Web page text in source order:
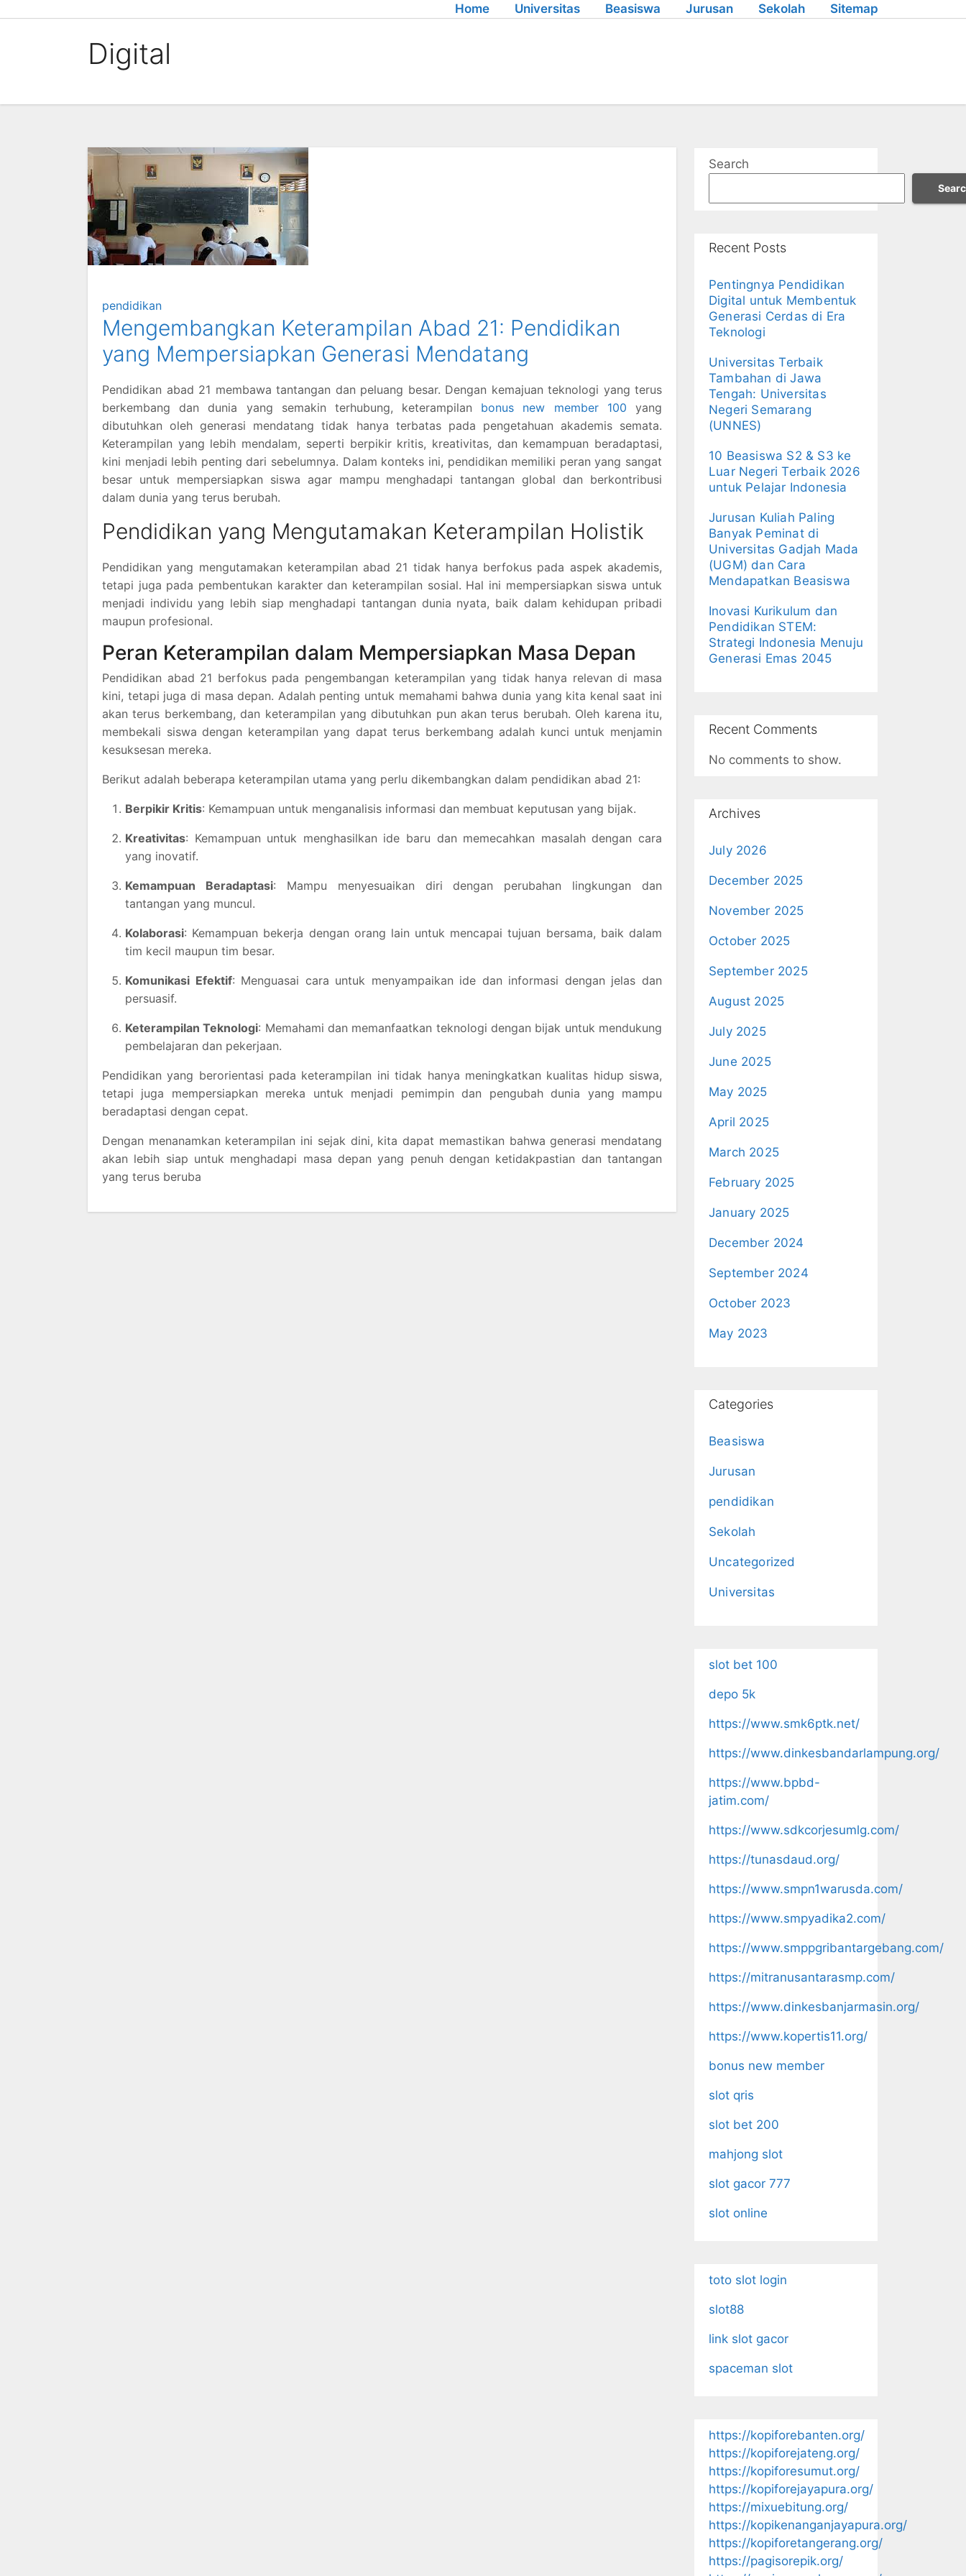
Home Universitas Beasiswa Jurusan Sekolah Sitemap
Digital
pendidikan
Mengembangkan Keterampilan Abad 21: Pendidikan
yang Mempersiapkan Generasi Mendatang
Pendidikan abad 21 membawa tantangan dan peluang besar. Dengan kemajuan teknologi yang terus
berkembang dan dunia yang semakin terhubung, keterampilan bonus new member 100 yang
dibutuhkan oleh generasi mendatang tidak hanya terbatas pada pengetahuan akademis semata.
Keterampilan yang lebih mendalam, seperti berpikir kritis, kreativitas, dan kemampuan beradaptasi,
kini menjadi lebih penting dari sebelumnya. Dalam konteks ini, pendidikan memiliki peran yang sangat
besar untuk mempersiapkan siswa agar mampu menghadapi tantangan global dan berkontribusi
dalam dunia yang terus berubah.
Pendidikan yang Mengutamakan Keterampilan Holistik
Pendidikan yang mengutamakan keterampilan abad 21 tidak hanya berfokus pada aspek akademis,
tetapi juga pada pembentukan karakter dan keterampilan sosial. Hal ini mempersiapkan siswa untuk
menjadi individu yang lebih siap menghadapi tantangan dunia nyata, baik dalam kehidupan pribadi
maupun profesional.
Peran Keterampilan dalam Mempersiapkan Masa Depan
Pendidikan abad 21 berfokus pada pengembangan keterampilan yang tidak hanya relevan di masa
kini, tetapi juga di masa depan. Adalah penting untuk memahami bahwa dunia yang kita kenal saat ini
akan terus berkembang, dan keterampilan yang dibutuhkan pun akan terus berubah. Oleh karena itu,
membekali siswa dengan keterampilan yang dapat terus berkembang adalah kunci untuk menjamin
kesuksesan mereka.
Berikut adalah beberapa keterampilan utama yang perlu dikembangkan dalam pendidikan abad 21:
Berpikir Kritis: Kemampuan untuk menganalisis informasi dan membuat keputusan yang bijak.
Kreativitas: Kemampuan untuk menghasilkan ide baru dan memecahkan masalah dengan cara
yang inovatif.
Kemampuan Beradaptasi: Mampu menyesuaikan diri dengan perubahan lingkungan dan
tantangan yang muncul.
Kolaborasi: Kemampuan bekerja dengan orang lain untuk mencapai tujuan bersama, baik dalam
tim kecil maupun tim besar.
Komunikasi Efektif: Menguasai cara untuk menyampaikan ide dan informasi dengan jelas dan
persuasif.
Keterampilan Teknologi: Memahami dan memanfaatkan teknologi dengan bijak untuk mendukung
pembelajaran dan pekerjaan.
Pendidikan yang berorientasi pada keterampilan ini tidak hanya meningkatkan kualitas hidup siswa,
tetapi juga mempersiapkan mereka untuk menjadi pemimpin dan pengubah dunia yang mampu
beradaptasi dengan cepat.
Dengan menanamkan keterampilan ini sejak dini, kita dapat memastikan bahwa generasi mendatang
akan lebih siap untuk menghadapi masa depan yang penuh dengan ketidakpastian dan tantangan
yang terus beruba
Search
Recent Posts
Pentingnya Pendidikan
Digital untuk Membentuk
Generasi Cerdas di Era
Teknologi
Universitas Terbaik
Tambahan di Jawa
Tengah: Universitas
Negeri Semarang
(UNNES)
10 Beasiswa S2 & S3 ke
Luar Negeri Terbaik 2026
untuk Pelajar Indonesia
Jurusan Kuliah Paling
Banyak Peminat di
Universitas Gadjah Mada
(UGM) dan Cara
Mendapatkan Beasiswa
Inovasi Kurikulum dan
Pendidikan STEM:
Strategi Indonesia Menuju
Generasi Emas 2045
Recent Comments
No comments to show.
Archives
July 2026
December 2025
November 2025
October 2025
September 2025
August 2025
July 2025
June 2025
May 2025
April 2025
March 2025
February 2025
January 2025
December 2024
September 2024
October 2023
May 2023
Categories
Beasiswa
Jurusan
pendidikan
Sekolah
Uncategorized
Universitas
slot bet 100
depo 5k
https://www.smk6ptk.net/
https://www.dinkesbandarlampung.org/
https://www.bpbd-
jatim.com/
https://www.sdkcorjesumlg.com/
https://tunasdaud.org/
https://www.smpn1warusda.com/
https://www.smpyadika2.com/
https://www.smppgribantargebang.com/
https://mitranusantarasmp.com/
https://www.dinkesbanjarmasin.org/
https://www.kopertis11.org/
bonus new member
slot qris
slot bet 200
mahjong slot
slot gacor 777
slot online
toto slot login
slot88
link slot gacor
spaceman slot
https://kopiforebanten.org/
https://kopiforejateng.org/
https://kopiforesumut.org/
https://kopiforejayapura.org/
https://mixuebitung.org/
https://kopikenanganjayapura.org/
https://kopiforetangerang.org/
https://pagisorepik.org/